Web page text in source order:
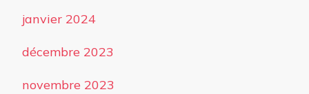
janvier 2024
décembre 2023
novembre 2023